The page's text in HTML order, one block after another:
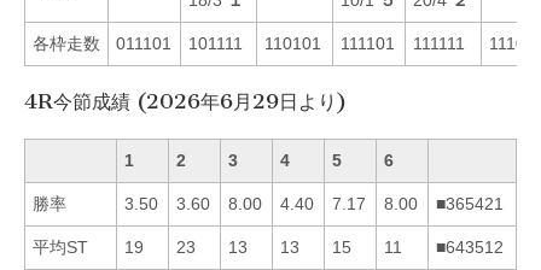
各枠走数 011101 101111 110101 111101 111111
4R今節成績 (2026年6月29日より)
1 2 3 4 5 6
勝率 3.50 3.60 8.00 4.40 7.17 8.00 ■365421
平均ST 19 23 13 13 15 11 ■643512